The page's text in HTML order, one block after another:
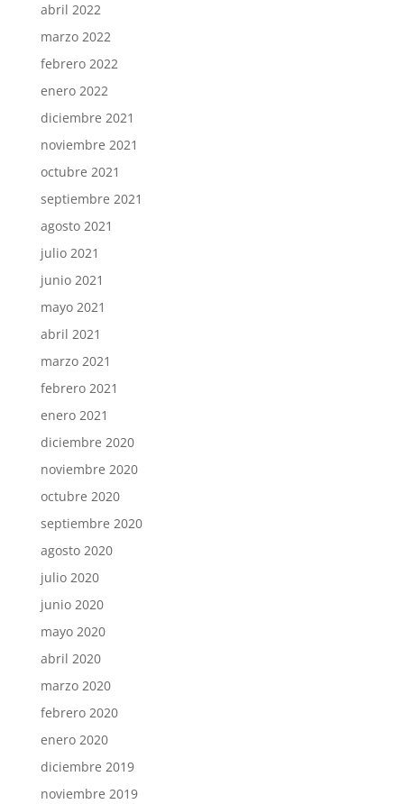
abril 2022
marzo 2022
febrero 2022
enero 2022
diciembre 2021
noviembre 2021
octubre 2021
septiembre 2021
agosto 2021
julio 2021
junio 2021
mayo 2021
abril 2021
marzo 2021
febrero 2021
enero 2021
diciembre 2020
noviembre 2020
octubre 2020
septiembre 2020
agosto 2020
julio 2020
junio 2020
mayo 2020
abril 2020
marzo 2020
febrero 2020
enero 2020
diciembre 2019
noviembre 2019